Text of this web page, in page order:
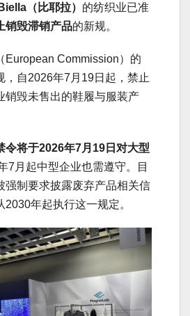
Biella（比耶拉） 的纺织业已准
销毁滞销产品的新规。
European Commission）的
，自2026年7月19日起，禁止
销毁未售出的鞋履与服装产
令将于2026年7月19日对大型
7月起中型企业也需遵守。目
强制要求披露废弃产品相关信
年起执行这一规定。